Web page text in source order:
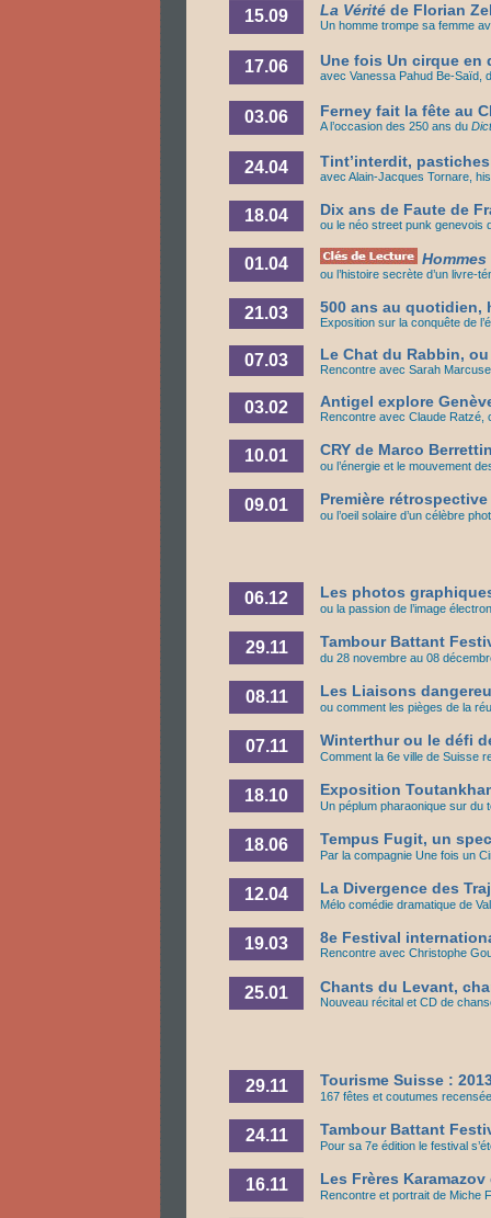
15.09 La Vérité de Florian
Un homme trompe sa femme
17.06 Une fois Un cirque en
avec Vanessa Pahud Be-Saïd,
03.06 Ferney fait la fête au
A l’occasion des 250 ans du
24.04 Tint’interdit,
avec Alain-Jacques Tornare,
18.04 Dix ans de Faute de
ou le néo street punk genevois
01.04
ou l’histoire secrète d’un livre-
21.03 500 ans au quotidien,
Exposition sur la conquête de
07.03 Le Chat du Rabbin,
Rencontre avec Sarah
03.02 Antigel explore
Rencontre avec Claude Ratzé,
10.01 CRY de Marco
ou l’énergie et le mouvement
09.01 Première
ou l’oeil solaire d’un célèbre
06.12 Les photos
ou la passion de l’image
29.11 Tambour Battant
du 28 novembre au 08
08.11 Les Liaisons
ou comment les pièges de la
07.11 Winterthur ou le défi
Comment la 6e ville de Suisse
18.10 Exposition
Un péplum pharaonique sur du
18.06 Tempus Fugit, un
Par la compagnie Une fois un
12.04 La Divergence des
Mélo comédie dramatique de
19.03 8e Festival
Rencontre avec Christophe
25.01 Chants du Levant,
Nouveau récital et CD de
29.11 Tourisme Suisse :
167 fêtes et coutumes
24.11 Tambour Battant
Pour sa 7e édition le festival
16.11 Les Frères
Rencontre et portrait de Miche